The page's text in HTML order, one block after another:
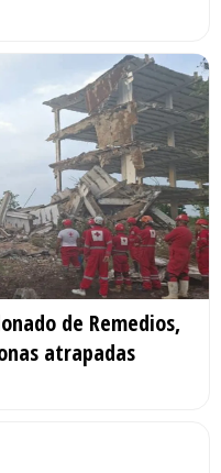
de Remedios,
atrapadas